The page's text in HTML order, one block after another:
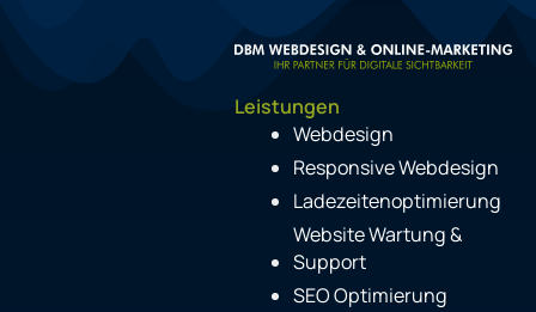
Leistungen
Webdesign
Responsive Webdesign
Ladezeitenoptimierung
Website Wartung &
Support
SEO Optimierung